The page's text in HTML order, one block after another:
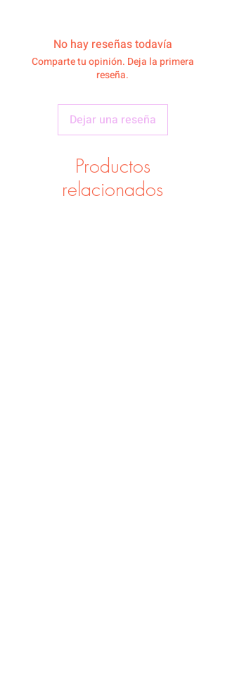
No hay reseñas todavía
Comparte tu opinión. Deja la primera
reseña.
Dejar una reseña
Productos
relacionados